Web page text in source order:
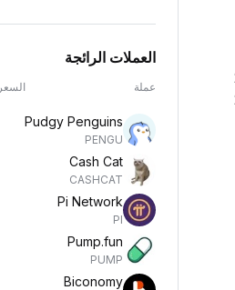
العملات الرائجة
عملة السعر
Pudgy Penguins
PENGU
Cash Cat
CASHCAT
Pi Network
PI
Pump.fun
PUMP
Biconomy